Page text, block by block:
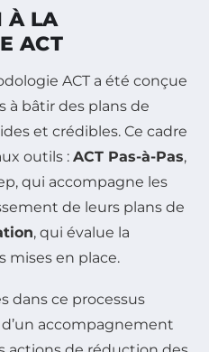
À LA
ACT
ACT a été conçue
à bâtir des plans de
et crédibles. Ce cadre
outils : ACT Pas-à-Pas,
qui accompagne les
de leurs plans de
, qui évalue la
mises en place.
dans ce processus
accompagnement